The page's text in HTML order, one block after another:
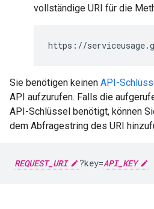
vollständige URI für die
https://
Sie benötigen keinen API-
API aufzurufen. Falls die
API-Schlüssel benötigt, können
dem Abfragestring des URI
REQUEST_URI ?key=API_KEY